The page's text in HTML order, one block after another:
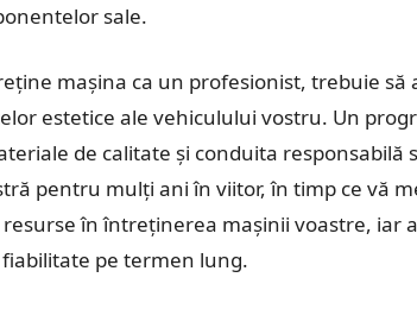
sale.
mașina ca un profesionist, trebuie
estetice ale vehiculului vostru. Un
de calitate și conduita responsabilă
pentru mulți ani în viitor, în timp ce vă
în întreținerea mașinii voastre, iar
pe termen lung.